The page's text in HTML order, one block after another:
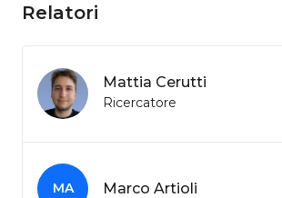
Relatori
Mattia Cerutti
Ricercatore
MA Marco Artioli